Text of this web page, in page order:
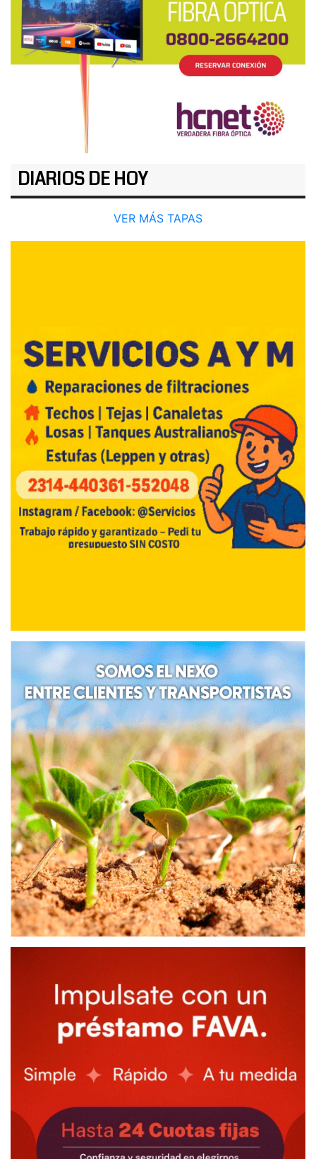
DIARIOS DE HOY
VER MÁS TAPAS